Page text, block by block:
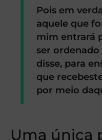
Pois em
aquele que
mim entrará
ser
disse, para
que
por meio
Uma única